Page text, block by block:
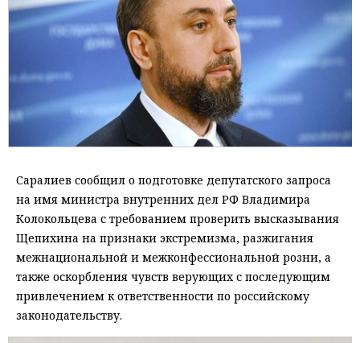
Саралиев сообщил о подготовке депутатского запроса
на имя министра внутренних дел РФ Владимира
Колокольцева с требованием проверить высказывания
Щепихина на признаки экстремизма, разжигания
межнациональной и межконфессиональной розни, а
также оскорбления чувств верующих с последующим
привлечением к ответственности по российскому
законодательству.